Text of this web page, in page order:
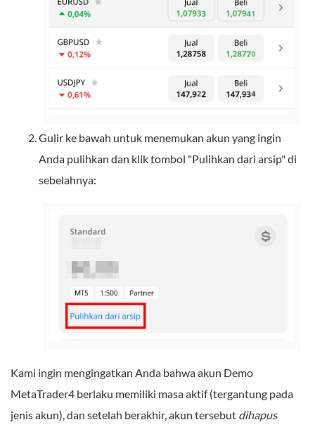
Gulir ke bawah untuk menemukan akun yang ingin
Anda pulihkan dan klik tombol "Pulihkan dari arsip" di
sebelahnya:
Kami ingin mengingatkan Anda bahwa akun Demo
MetaTrader4 berlaku memiliki masa aktif (tergantung pada
jenis akun), dan setelah berakhir, akun tersebut dihapus